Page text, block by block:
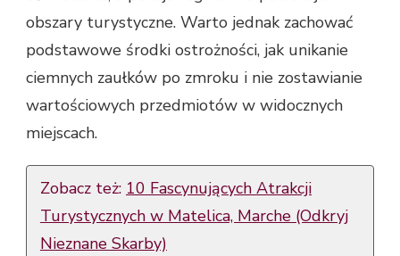
obszary turystyczne. Warto jednak zachować
podstawowe środki ostrożności, jak unikanie
ciemnych zaułków po zmroku i nie zostawianie
wartościowych przedmiotów w widocznych
miejscach.
Zobacz też: 10 Fascynujących Atrakcji
Turystycznych w Matelica, Marche (Odkryj
Nieznane Skarby)